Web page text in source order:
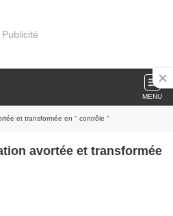
Publicité
MENU
et transformée en " contrôle "
avortée et transformée